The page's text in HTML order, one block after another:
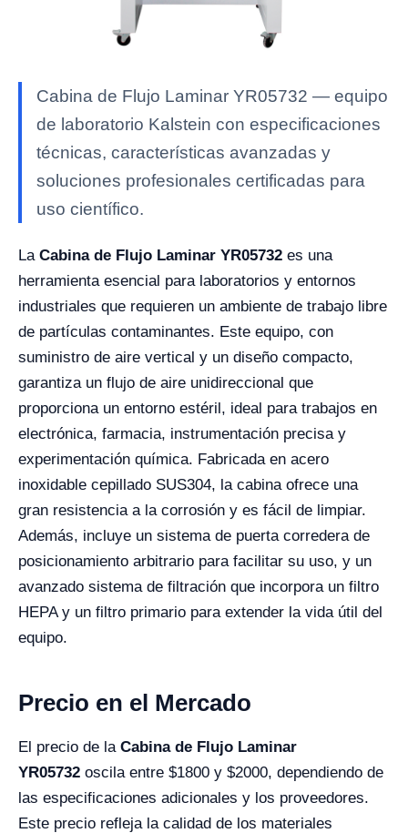
Cabina de Flujo Laminar YR05732 — equipo
de laboratorio Kalstein con especificaciones
técnicas, características avanzadas y
soluciones profesionales certificadas para
uso científico.
La Cabina de Flujo Laminar YR05732 es una
herramienta esencial para laboratorios y entornos
industriales que requieren un ambiente de trabajo libre
de partículas contaminantes. Este equipo, con
suministro de aire vertical y un diseño compacto,
garantiza un flujo de aire unidireccional que
proporciona un entorno estéril, ideal para trabajos en
electrónica, farmacia, instrumentación precisa y
experimentación química. Fabricada en acero
inoxidable cepillado SUS304, la cabina ofrece una
gran resistencia a la corrosión y es fácil de limpiar.
Además, incluye un sistema de puerta corredera de
posicionamiento arbitrario para facilitar su uso, y un
avanzado sistema de filtración que incorpora un filtro
HEPA y un filtro primario para extender la vida útil del
equipo.
Precio en el Mercado
El precio de la Cabina de Flujo Laminar
YR05732 oscila entre $1800 y $2000, dependiendo de
las especificaciones adicionales y los proveedores.
Este precio refleja la calidad de los materiales